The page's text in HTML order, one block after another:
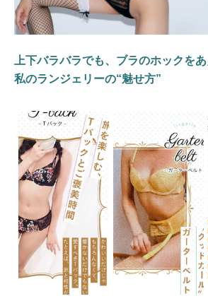
上下バラバラでも、ブラのホックを
私のランジェリーの“魅せ方”